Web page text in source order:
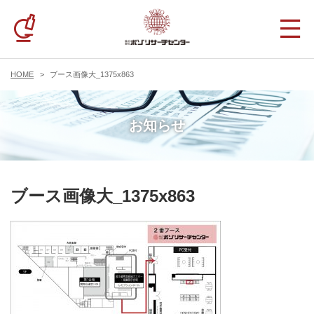
HOME ブース画像大_1375x863
お知らせ
ブース画像大_1375x863